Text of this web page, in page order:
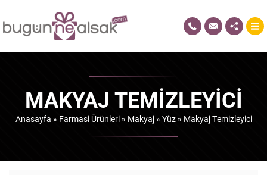
MAKYAJ TEMIZLEYICI
Anasayfa » Farmasi Ürünleri» Makyaj» Yüz» Makyaj Temizleyici